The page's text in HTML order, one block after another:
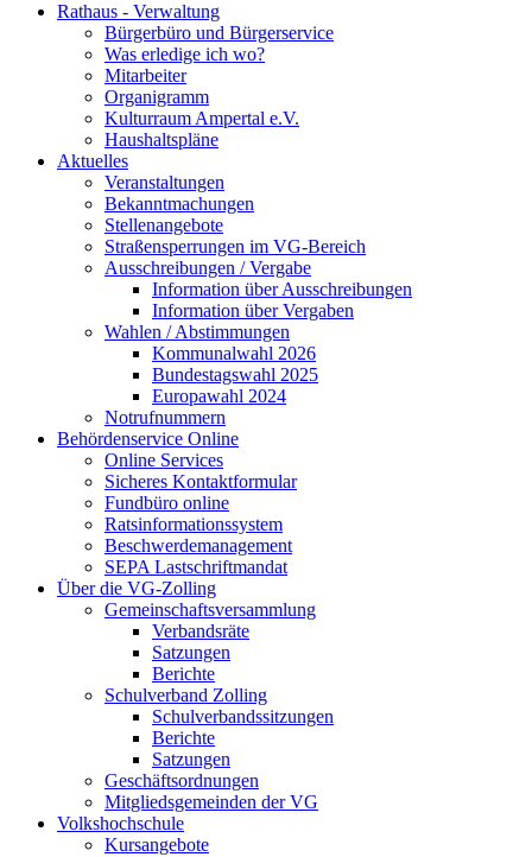
Rathaus - Verwaltung
Bürgerbüro und Bürgerservice
Was erledige ich wo?
Mitarbeiter
Organigramm
Kulturraum Ampertal e.V.
Haushaltspläne
Aktuelles
Veranstaltungen
Bekanntmachungen
Stellenangebote
Straßensperrungen im VG-Bereich
Ausschreibungen / Vergabe
Information über Ausschreibungen
Information über Vergaben
Wahlen / Abstimmungen
Kommunalwahl 2026
Bundestagswahl 2025
Europawahl 2024
Notrufnummern
Behördenservice Online
Online Services
Sicheres Kontaktformular
Fundbüro online
Ratsinformationssystem
Beschwerdemanagement
SEPA Lastschriftmandat
Über die VG-Zolling
Gemeinschaftsversammlung
Verbandsräte
Satzungen
Berichte
Schulverband Zolling
Schulverbandssitzungen
Berichte
Satzungen
Geschäftsordnungen
Mitgliedsgemeinden der VG
Volkshochschule
Kursangebote